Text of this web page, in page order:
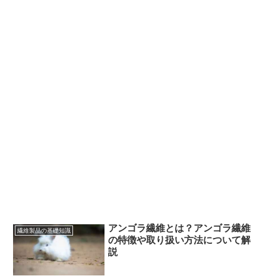
繊維製品の基礎知識
アンゴラ繊維とは？アンゴラ繊維
の特徴や取り扱い方法について解
説